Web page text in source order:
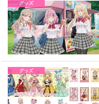
グッズ
グッズ